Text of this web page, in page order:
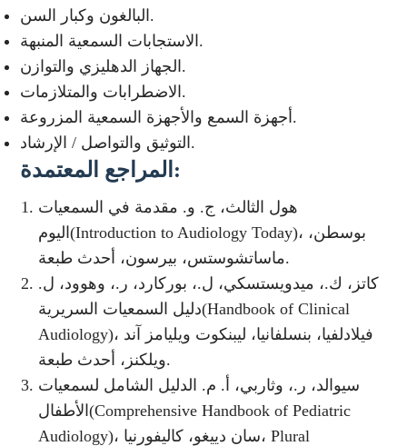
البالغون وكبار السن.
الاستجابات السمعية المنبهة.
الجهاز الدهليزي والتوازن.
الاضطرابات والمتلازمات.
أجهزة السمع والأجهزة السمعية المزروعة.
التوثيق والتواصل / الإرشاد.
المراجع المعتمدة :
هول الثالث، ج. و. مقدمة في السمعيات
اليوم(Introduction to Audiology Today)، بوسطن،
ماساتشوستس، بيرسون، أحدث طبعة.
كاتز، ك.، ميدويستسكي، ل.، بوركارد، ر.، وهوود، ل.
دليل السمعيات السريرية(Handbook of Clinical
Audiology)، فيلادلفيا، بنسلفانيا، ليبنكوت ويليامز آند
ويلكنز، أحدث طبعة.
سيوالد، ر.، وثاربي، أ. م. الدليل الشامل لسمعيات
الأطفال(Comprehensive Handbook of Pediatric
Audiology)، سان دييغو، كاليفورنيا، Plural